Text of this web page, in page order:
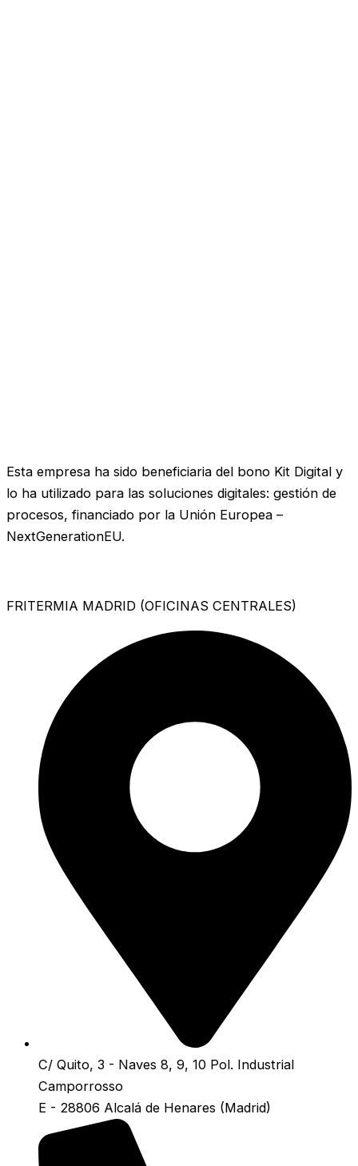
Esta empresa ha sido beneficiaria del bono Kit Digital y
lo ha utilizado para las soluciones digitales: gestión de
procesos, financiado por la Unión Europea –
NextGenerationEU.
FRITERMIA MADRID (OFICINAS CENTRALES)
C/ Quito, 3 - Naves 8, 9, 10 Pol. Industrial
Camporrosso
E - 28806 Alcalá de Henares (Madrid)